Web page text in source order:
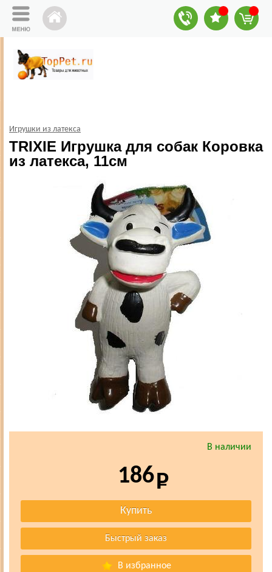
Игрушки из латекса
TRIXIE Игрушка для собак Коровка
из латекса, 11см
В наличии
186
В избранное